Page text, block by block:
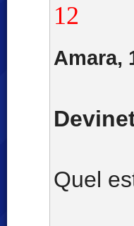
12
Amara,
Quel